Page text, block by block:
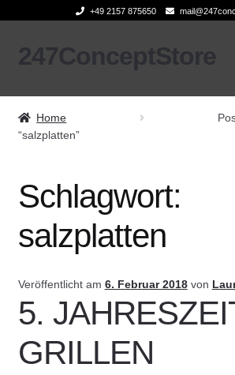
+49 2157 875650
Zur
Zum
247ConceptStore
INNENEINRICHTUNG
PATIO COOKER
TROLLY FERLEON
BLOG
for:
0 Artikel
Home
“salzplatten”
Schlagwort:
salzplatten
Veröffentlicht am 6. Februar 2018 von
5.
GRILLEN